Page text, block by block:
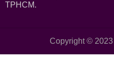
TPHCM.
Copyright © 2023